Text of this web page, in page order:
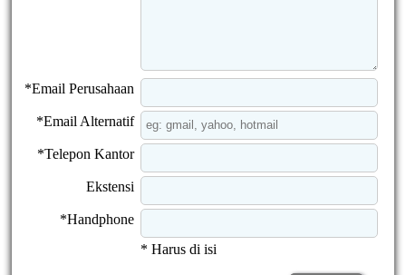
*Email Perusahaan
*Email Alternatif
*Telepon Kantor
Ekstensi
*Handphone
* Harus di isi